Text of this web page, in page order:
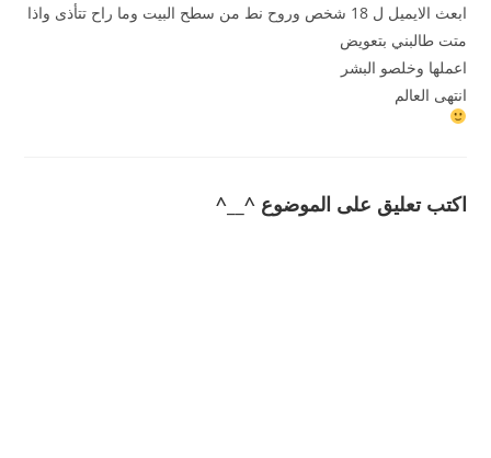
ابعث الايميل ل 18 شخص وروح نط من سطح البيت وما راح تتأذى واذا
متت طالبني بتعويض
اعملها وخلصو البشر
انتهى العالم
اكتب تعليق على الموضوع ^__^